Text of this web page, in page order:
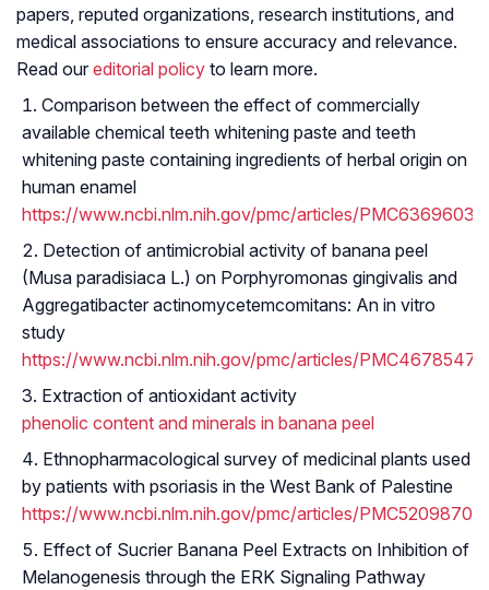
papers, reputed organizations, research institutions, and
medical associations to ensure accuracy and relevance.
Read our editorial policy to learn more.
Comparison between the effect of commercially
available chemical teeth whitening paste and teeth
whitening paste containing ingredients of herbal origin on
human enamel
https://www.ncbi.nlm.nih.gov/pmc/articles/PMC6369603/
Detection of antimicrobial activity of banana peel
(Musa paradisiaca L.) on Porphyromonas gingivalis and
Aggregatibacter actinomycetemcomitans: An in vitro
study
https://www.ncbi.nlm.nih.gov/pmc/articles/PMC4678547/
Extraction of antioxidant activity
phenolic content and minerals in banana peel
Ethnopharmacological survey of medicinal plants used
by patients with psoriasis in the West Bank of Palestine
https://www.ncbi.nlm.nih.gov/pmc/articles/PMC5209870/
Effect of Sucrier Banana Peel Extracts on Inhibition of
Melanogenesis through the ERK Signaling Pathway